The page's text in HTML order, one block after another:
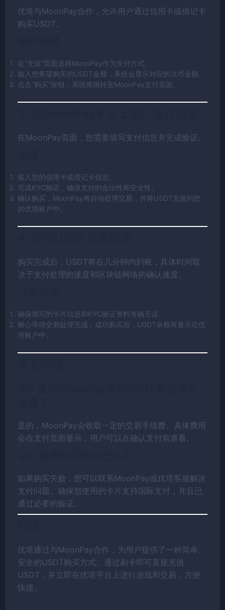
优塔与MoonPay合作，允许用户通过信用卡或借记卡
购买USDT。
在“充值”页面选择MoonPay作为支付方式。
输入您希望购买的USDT金额，系统会显示对应的法币金额。
点击“购买”按钮，系统将跳转至MoonPay支付页面。
在MoonPay页面，您需要填写支付信息并完成验证。
输入您的信用卡或借记卡信息。
完成KYC验证，确保支付的合法性和安全性。
确认购买，MoonPay将自动处理交易，并将USDT充值到您
的优塔账户中。
购买完成后，USDT将在几分钟内到账，具体时间取
决于支付处理的速度和区块链网络的确认速度。
确保填写的卡片信息和KYC验证资料准确无误。
耐心等待交易处理完成，成功购买后，USDT余额将显示在优
塔账户中。
是的，MoonPay会收取一定的交易手续费。具体费用
会在支付页面显示，用户可以在确认支付前查看。
如果购买失败，您可以联系MoonPay或优塔客服解决
支付问题。确保您使用的卡片支持国际支付，并且已
通过必要的验证。
优塔通过与MoonPay合作，为用户提供了一种简单、
安全的USDT购买方式。通过刷卡即可直接充值
USDT，并立即在优塔平台上进行游戏和交易，方便
快捷。